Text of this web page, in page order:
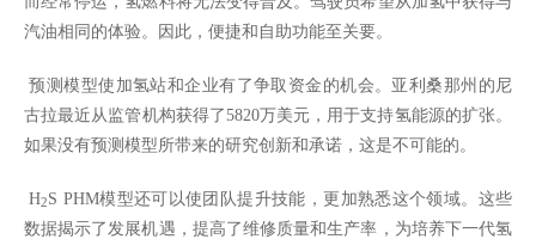
汽油相同的体验。因此，便捷和自助功能至关要。
预测模型使加氢站和企业有了争取资金的机会。亚利桑那州的尼
古拉最近从监管机构获得了5820万美元，用于支持氢能源的扩张。
如果没有预测模型所带来的研究创新和承诺，这是不可能的。
H2S PHM模型还可以使团队提升技能，更加熟悉这个领域。这些
数据揭示了发展机遇，提高了维修质量和生产率，为培养下一代氢